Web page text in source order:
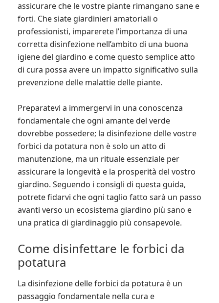
assicurare che le vostre piante rimangano sane e
forti. Che siate giardinieri amatoriali o
professionisti, imparerete l’importanza di una
corretta disinfezione nell’ambito di una buona
igiene del giardino e come questo semplice atto
di cura possa avere un impatto significativo sulla
prevenzione delle malattie delle piante.
Preparatevi a immergervi in una conoscenza
fondamentale che ogni amante del verde
dovrebbe possedere; la disinfezione delle vostre
forbici da potatura non è solo un atto di
manutenzione, ma un rituale essenziale per
assicurare la longevità e la prosperità del vostro
giardino. Seguendo i consigli di questa guida,
potrete fidarvi che ogni taglio fatto sarà un passo
avanti verso un ecosistema giardino più sano e
una pratica di giardinaggio più consapevole.
Come disinfettare le forbici da
potatura
La disinfezione delle forbici da potatura è un
passaggio fondamentale nella cura e